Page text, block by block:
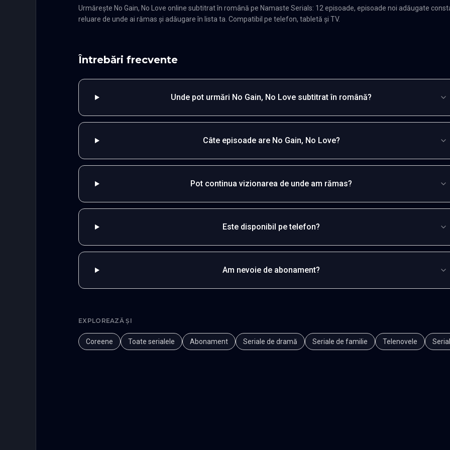
Urmărește No Gain, No Love online subtitrat în română pe Namaste Serials: 12 episoade, episoade noi adăugate
reluare de unde ai rămas și adăugare în lista ta. Compatibil pe telefon, tabletă și TV.
Întrebări frecvente
Unde pot urmări No Gain, No Love subtitrat în română?
Câte episoade are No Gain, No Love?
Pot continua vizionarea de unde am rămas?
Este disponibil pe telefon?
Am nevoie de abonament?
EXPLOREAZĂ ȘI
Coreene Toate serialele Abonament Seriale de dramă Seriale de familie Telenovele